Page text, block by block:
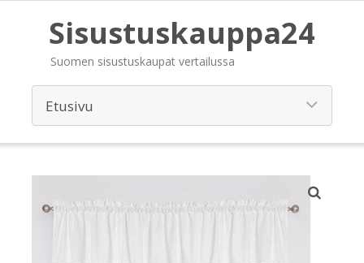
Sisustuskauppa24
Suomen sisustuskaupat vertailussa